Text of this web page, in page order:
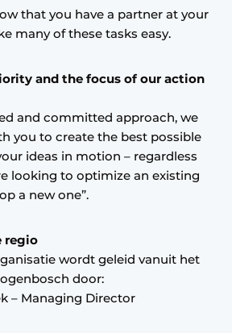
that you have a partner at your
many of these tasks easy.
and the focus of our action
and committed approach, we
you to create the best possible
ideas in motion – regardless
looking to optimize an existing
a new one”.
regio
wordt geleid vanuit het
door:
– Managing Director